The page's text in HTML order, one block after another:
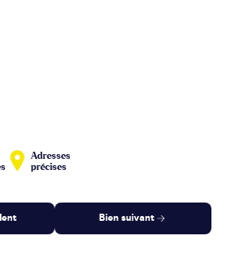
Adresses
précises
Bien suivant